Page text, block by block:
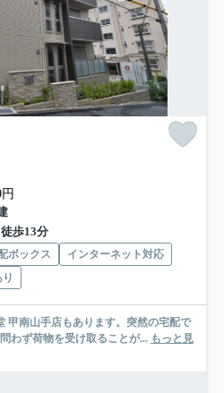
歩13分
ボックス
インターネット対応
甲南山手店もあります。突然の宅配で
わず荷物を受け取ることが... もっと見